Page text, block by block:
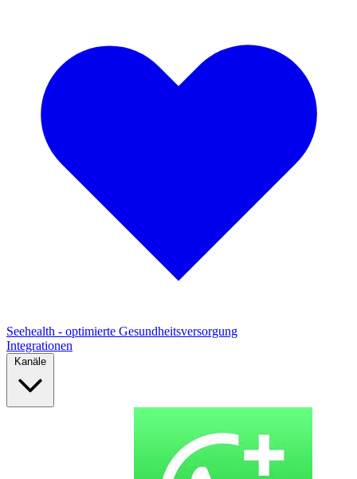
Seehealth - optimierte Gesundheitsversorgung
Integrationen
Kanäle